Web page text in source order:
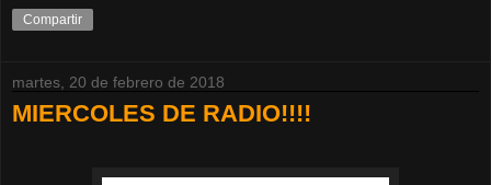
Compartir
martes, 20 de febrero de 2018
MIERCOLES DE RADIO!!!!